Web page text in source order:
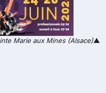
Marie aux Mines (Alsace)▲